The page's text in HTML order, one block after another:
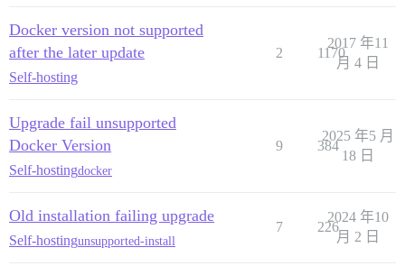
Docker version not supported
after the later update
Self-hosting
2 1170
2017 年11
月 4 日
Upgrade fail unsupported
Docker Version
Self-hostingdocker
9 384
2025 年5 月
18 日
Old installation failing upgrade
Self-hostingunsupported-install
7 226
2024 年10
月 2 日